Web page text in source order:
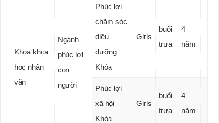
Khoa khoa
học nhân
văn
Ngành
phúc lợi
con
người
Phúc lợi
chăm sóc
điều
dưỡng
Khóa
Girls
buổi
trưa
4
năm
Phúc lợi
xã hội
Khóa
Girls
buổi
trưa
4
năm